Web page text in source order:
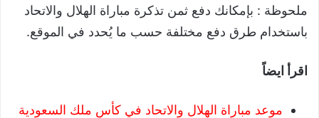
ملحوظة : بإمكانك دفع ثمن تذكرة مباراة الهلال والاتحاد
باستخدام طرق دفع مختلفة حسب ما يُحدد في الموقع.
اقرأ ايضاً
موعد مباراة الهلال والاتحاد في كأس ملك السعودية